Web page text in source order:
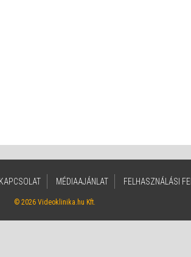
KAPCSOLAT MÉDIAAJÁNLAT FELHASZNÁLÁSI
© 2026 Videoklinika.hu Kft.